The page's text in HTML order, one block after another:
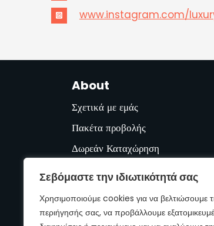
Σεβόμαστε την ιδιωτικότητά σας
Χρησιμοποιούμε cookies για να βελτιώσουμε
περιήγησής σας, να προβάλλουμε
www.instagram.com/
About
Σχετικά με εμάς
Πακέτα προβολής
Δωρεάν Καταχώρηση
Επικοινωνία